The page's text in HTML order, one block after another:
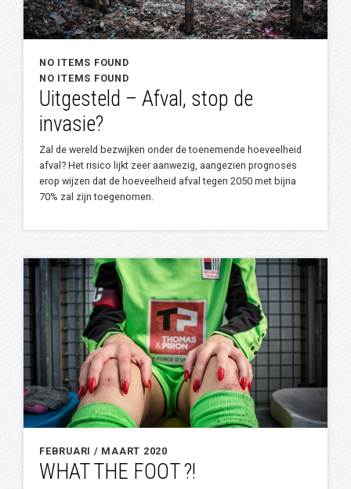
NO ITEMS FOUND
NO ITEMS FOUND
Uitgesteld – Afval, stop de
invasie?
Zal de wereld bezwijken onder de toenemende hoeveelheid
afval? Het risico lijkt zeer aanwezig, aangezien prognoses
erop wijzen dat de hoeveelheid afval tegen 2050 met bijna
70% zal zijn toegenomen.
FEBRUARI / MAART 2020
WHAT THE FOOT ?!